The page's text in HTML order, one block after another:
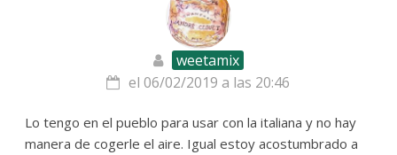
weetamix
el 06/02/2019 a las 20:46
Lo tengo en el pueblo para usar con la italiana y no hay
manera de cogerle el aire. Igual estoy acostumbrado a